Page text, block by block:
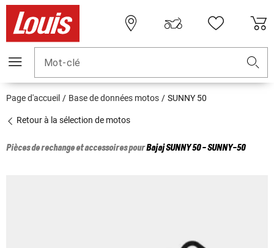
Mot-clé
Page d'accueil Base de données motos SUNNY 50
Retour à la sélection de motos
Pièces de rechange et accessoires pourBajajSUNNY 50 - SUNNY-50